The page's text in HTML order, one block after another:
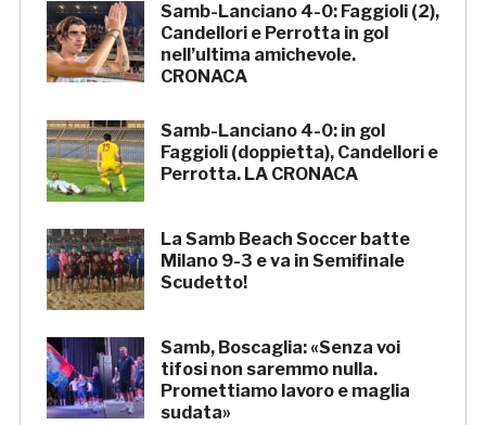
Samb-Lanciano 4-0: Faggioli (2),
Candellori e Perrotta in gol
nell’ultima amichevole.
CRONACA
Samb-Lanciano 4-0: in gol
Faggioli (doppietta), Candellori e
Perrotta. LA CRONACA
La Samb Beach Soccer batte
Milano 9-3 e va in Semifinale
Scudetto!
Samb, Boscaglia: «Senza voi
tifosi non saremmo nulla.
Promettiamo lavoro e maglia
sudata»